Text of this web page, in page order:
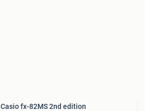
Casio fx-82MS 2nd edition